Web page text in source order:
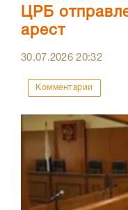
ЦРБ
арест
30.07.202620:32
Комментарии